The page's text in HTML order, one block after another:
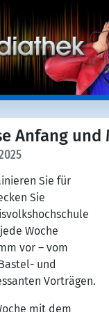
Anfang und
Sie für
Sie
Woche
vor – vom
und
Vorträgen.
mit dem